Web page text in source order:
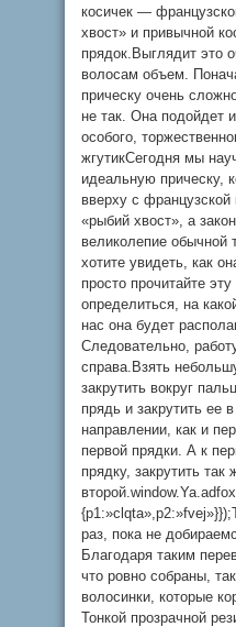
косичек —
хвост» и привычной
прядок.Выглядит это
волосам объем.
прическу очень
не так. Она подойдет
особого,
жгутикСегодня мы
идеальную прическу,
вверху с
«рыбий хвост», а
великолепие обычной
хотите увидеть, как
просто прочитайте
определиться, на
нас она будет
Следовательно,
справа.Взять
закрутить вокруг
прядь и закрутить ее
направлении, как и
первой прядки. А к
прядку, закрутить так
раз, пока не
Благодаря таким
что ровно собраны,
волосинки, которые
Тонкой прозрачной